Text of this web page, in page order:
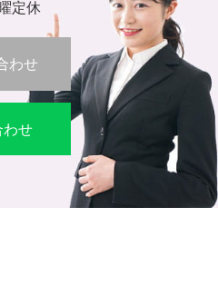
定休
わせ
わせ